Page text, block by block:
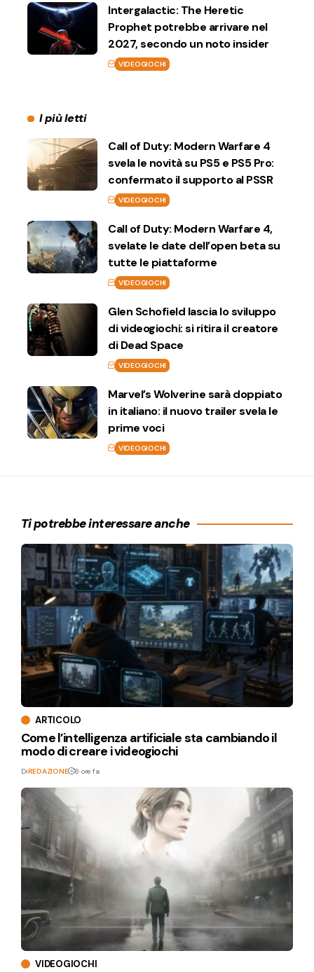
Intergalactic: The Heretic
Prophet potrebbe arrivare nel
2027, secondo un noto insider
VIDEOGIOCHI
I più letti
Call of Duty: Modern Warfare 4
svela le novità su PS5 e PS5 Pro:
confermato il supporto al PSSR
VIDEOGIOCHI
Call of Duty: Modern Warfare 4,
svelate le date dell’open beta su
tutte le piattaforme
VIDEOGIOCHI
Glen Schofield lascia lo sviluppo
di videogiochi: si ritira il creatore
di Dead Space
VIDEOGIOCHI
Marvel’s Wolverine sarà doppiato
in italiano: il nuovo trailer svela le
prime voci
VIDEOGIOCHI
Ti potrebbe interessare anche
ARTICOLO
Come l’intelligenza artificiale sta cambiando il
modo di creare i videogiochi
DiREDAZIONE 6 ore fa
VIDEOGIOCHI